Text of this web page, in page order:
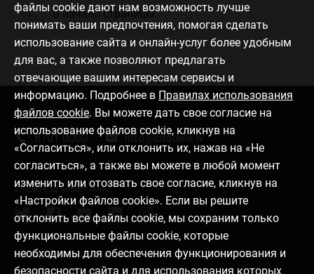
В начало страницы
файлы cookie дают нам возможность лучше
понимать ваши предпочтения, помогая сделать
использование сайта и онлайн-услуг более удобным
для вас, а также позволяют предлагать
отвечающие вашим интересам сервисы и
информацию. Подробнее в Правилах использования
файлов cookie. Вы можете дать свое согласие на
использование файлов cookie, кликнув на
«Согласиться», или отклонить их, нажав на «Не
согласиться», а также вы можете в любой момент
изменить или отозвать свое согласие, кликнув на
«Настройки файлов cookie». Если вы решите
отклонить все файлы cookie, мы сохраним только
функциональные файлы cookie, которые
необходимы для обеспечения функционирования и
безопасности сайта и для использования которых
Связаться с нами
6701 0000 info@citadele.lv
Следите за новостями
Установить приложение